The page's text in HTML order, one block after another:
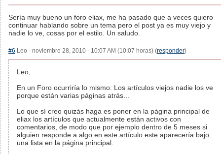
Sería muy bueno un foro eliax, me ha pasado que a veces quiero
continuar hablando sobre un tema pero el post ya es muy viejo y
nadie lo ve, cosas por el estilo. Un saludo.
#6 Leo - noviembre 28, 2010 - 10:07 AM (10:07 horas) (responder)
Leo,
En un Foro ocurriría lo mismo: Los artículos viejos nadie los ve
porque están varias páginas atrás...
Lo que sí creo quizás haga es poner en la página principal de
eliax los artículos que actualmente están activos con
comentarios, de modo que por ejemplo dentro de 5 meses si
alguien responde a algo en este artículo este aparecería bajo
una lista en la página principal.